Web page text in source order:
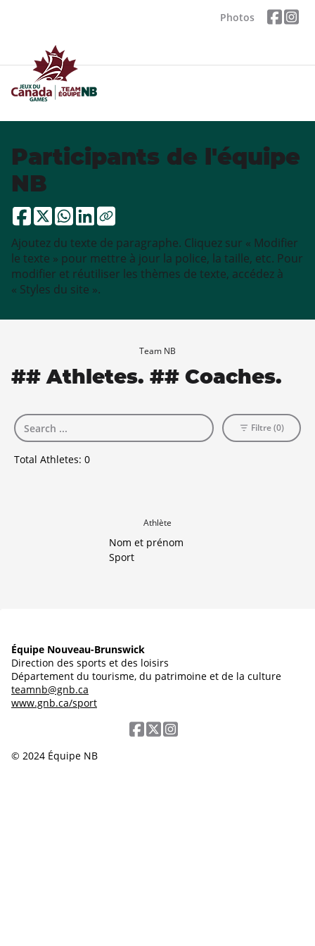
Photos
Participants de l'équipe
NB
Ajoutez du texte de paragraphe. Cliquez sur « Modifier
le texte » pour mettre à jour la police, la taille, etc. Pour
modifier et réutiliser les thèmes de texte, accédez à
« Styles du site ».
Team NB
## Athletes. ## Coaches.
Total Athletes: 0
Filtre (0)
Athlète
Nom et prénom
Sport
Équipe Nouveau-Brunswick
Direction des sports et des loisirs
Département du tourisme, du patrimoine et de la culture
teamnb@gnb.ca
www.gnb.ca/sport
© 2024 Équipe NB